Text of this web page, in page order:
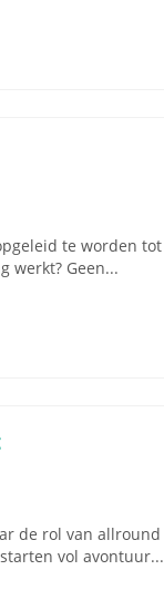
te worden tot
werkt? Geen...
de rol van allround
vol avontuur...